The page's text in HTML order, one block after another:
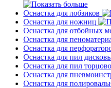
Оснастка для лобзиков
Оснастка для ножниц
Оснастка для отбойных
Оснастка для
Оснастка для
Оснастка для пил
Оснастка для пил
Оснастка для
Оснастка для